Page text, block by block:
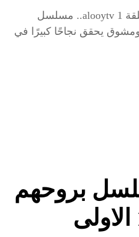
مشاهدة مسلسل بروحهم في البيت الحلقة 1 alooytv.. مسلسل
يحقق نجاحًا كبيرًا في
بروحهم